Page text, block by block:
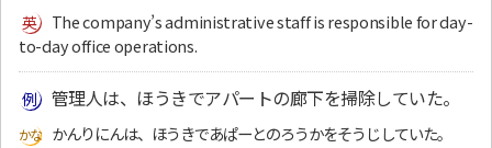
The company’s administrative staff is responsible for day-
to-day office operations.
管理人は、ほうきでアパートの廊下を掃除していた。
かんりにんは、ほうきであぱーとのろうかをそうじしていた。